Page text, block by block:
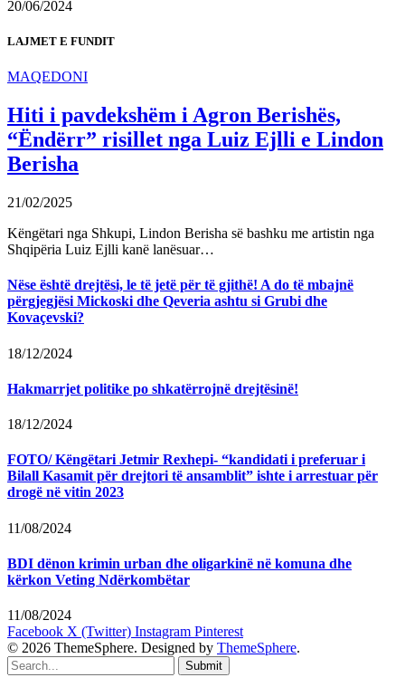
20/06/2024
LAJMET E FUNDIT
MAQEDONI
Hiti i pavdekshëm i Agron Berishës,
“Ëndërr” risillet nga Luiz Ejlli e Lindon
Berisha
21/02/2025
Këngëtari nga Shkupi, Lindon Berisha së bashku me artistin nga
Shqipëria Luiz Ejlli kanë lanësuar…
Nëse është drejtësi, le të jetë për të gjithë! A do të mbajnë
përgjegjësi Mickoski dhe Qeveria ashtu si Grubi dhe
Kovaçevski?
18/12/2024
Hakmarrjet politike po shkatërrojnë drejtësinë!
18/12/2024
FOTO/ Këngëtari Jetmir Rexhepi- “kandidati i preferuar i
Bilall Kasamit për drejtori të ansamblit” ishte i arrestuar për
drogë në vitin 2023
11/08/2024
BDI dënon krimin urban dhe oligarkinë në komuna dhe
kërkon Veting Ndërkombëtar
11/08/2024
Facebook X (Twitter) Instagram Pinterest
© 2026 ThemeSphere. Designed by ThemeSphere.
Submit